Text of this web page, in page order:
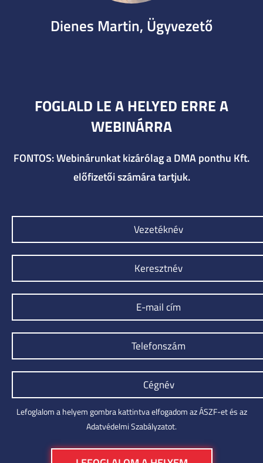
Dienes Martin, Ügyvezető
FOGLALD LE A HELYED ERRE A
WEBINÁRRA
FONTOS: Webinárunkat kizárólag a DMA ponthu Kft.
előfizetői számára tartjuk.
Lefoglalom a helyem gombra kattintva elfogadom az ÁSZF-et és az
Adatvédelmi Szabályzatot.